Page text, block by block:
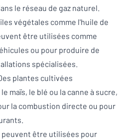
le réseau de gaz naturel.
végétales comme l'huile de
être utilisées comme
ou pour produire de
spécialisées.
plantes cultivées
maïs, le blé ou la canne à sucre,
la combustion directe ou pour
être utilisées pour